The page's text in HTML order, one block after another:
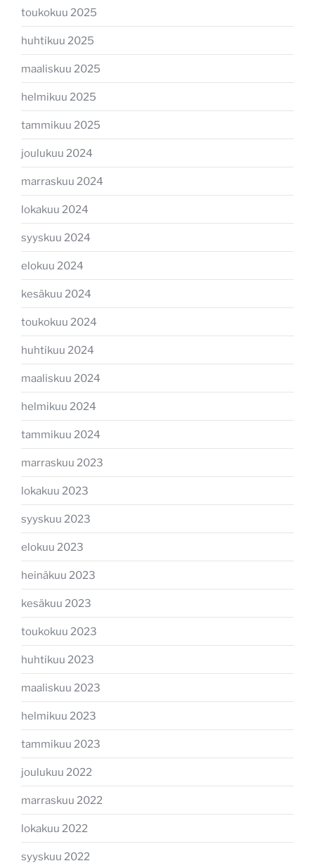
toukokuu 2025
huhtikuu 2025
maaliskuu 2025
helmikuu 2025
tammikuu 2025
joulukuu 2024
marraskuu 2024
lokakuu 2024
syyskuu 2024
elokuu 2024
kesäkuu 2024
toukokuu 2024
huhtikuu 2024
maaliskuu 2024
helmikuu 2024
tammikuu 2024
marraskuu 2023
lokakuu 2023
syyskuu 2023
elokuu 2023
heinäkuu 2023
kesäkuu 2023
toukokuu 2023
huhtikuu 2023
maaliskuu 2023
helmikuu 2023
tammikuu 2023
joulukuu 2022
marraskuu 2022
lokakuu 2022
syyskuu 2022